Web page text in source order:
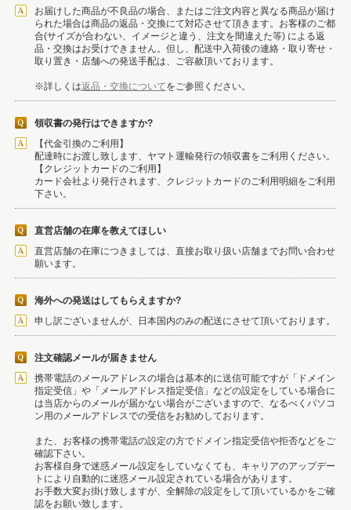
お届けした商品が不良品の場合、またはご注文内容と異なる商品が届け
られた場合は商品の返品・交換にて対応させて頂きます。お客様のご都
合(サイズが合わない、イメージと違う、注文を間違えた等) による返
品・交換はお受けできません。但し、配送中入荷後の連絡・取り寄せ・
取り置き・店舗への発送手配は、ご容赦頂いております。
※詳しくは返品・交換についてをご参照ください。
領収書の発行はできますか?
【代金引換のご利用】
配達時にお渡し致します、ヤマト運輸発行の領収書をご利用ください。
【クレジットカードのご利用】
カード会社より発行されます、クレジットカードのご利用明細をご利用
下さい。
直営店舗の在庫を教えてほしい
直営店舗の在庫につきましては、直接お取り扱い店舗までお問い合わせ
願います。
海外への発送はしてもらえますか?
申し訳ございませんが、日本国内のみの配送にさせて頂いております。
注文確認メールが届きません
携帯電話のメールアドレスの場合は基本的に送信可能ですが「ドメイン
指定受信」や「メールアドレス指定受信」などの設定をしている場合に
は当店からのメールが届かない場合がございますので、なるべくパソコ
ン用のメールアドレスでの受信をお勧めしております。
また、お客様の携帯電話の設定の方でドメイン指定受信や拒否などをご
確認下さい。
お客様自身で迷惑メール設定をしていなくても、キャリアのアップデー
トにより自動的に迷惑メール設定されている場合があります。
お手数大変お掛け致しますが、全解除の設定をして頂いているかをご確
認をお願い致します。